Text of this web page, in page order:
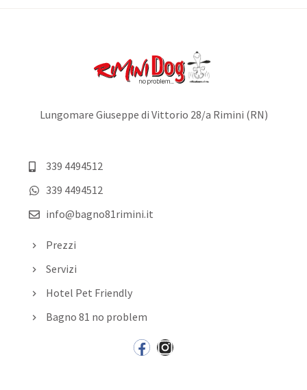
Lungomare Giuseppe di Vittorio 28/a Rimini (RN)
339 4494512
339 4494512
info@bagno81rimini.it
Prezzi
Servizi
Hotel Pet Friendly
Bagno 81 no problem